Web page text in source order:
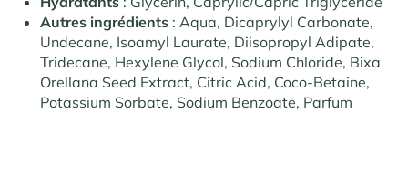
Autres ingrédients : Aqua, Dicaprylyl Carbonate,
Undecane, Isoamyl Laurate, Diisopropyl Adipate,
Tridecane, Hexylene Glycol, Sodium Chloride, Bixa
Orellana Seed Extract, Citric Acid, Coco-Betaine,
Potassium Sorbate, Sodium Benzoate, Parfum